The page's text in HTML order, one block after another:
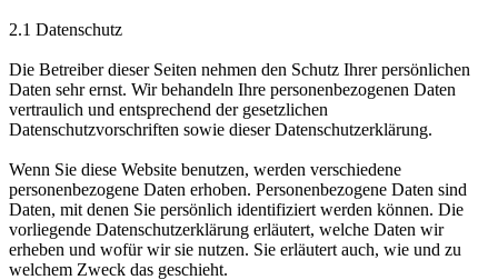
2.1 Datenschutz
Die Betreiber dieser Seiten nehmen den Schutz Ihrer persönlichen
Daten sehr ernst. Wir behandeln Ihre personenbezogenen Daten
vertraulich und entsprechend der gesetzlichen
Datenschutzvorschriften sowie dieser Datenschutzerklärung.
Wenn Sie diese Website benutzen, werden verschiedene
personenbezogene Daten erhoben. Personenbezogene Daten sind
Daten, mit denen Sie persönlich identifiziert werden können. Die
vorliegende Datenschutzerklärung erläutert, welche Daten wir
erheben und wofür wir sie nutzen. Sie erläutert auch, wie und zu
welchem Zweck das geschieht.